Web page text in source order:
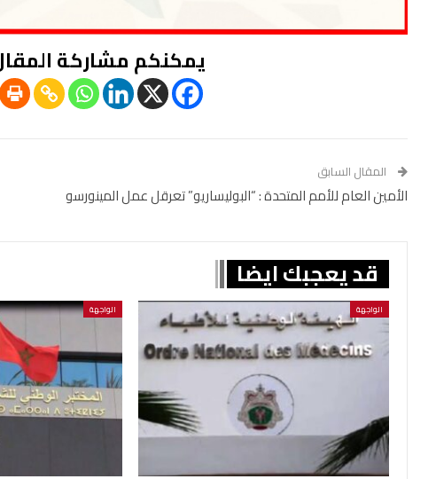
يمكنكم مشاركة
المقال السابق
الأمين العام للأمم المتحدة : “البوليساريو” تعرقل عمل المينورسو
قد يعجبك ايضا
الواجهة الواجهة